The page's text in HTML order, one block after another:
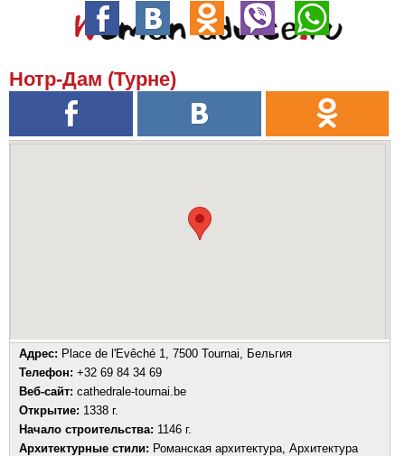
Нотр-Дам (Турне)
Адрес: Place de l'Evêché 1, 7500 Tournai, Бельгия
Телефон: +32 69 84 34 69
Веб-сайт: cathedrale-tournai.be
Открытие: 1338 г.
Начало строительства: 1146 г.
Архитектурные стили: Романская архитектура, Архитектура